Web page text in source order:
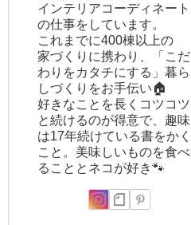
インテリアコーディネート
の仕事をしています。
これまでに400棟以上の
家づくりに携わり、「こだ
わりをカタチにする」暮ら
しづくりをお手伝い🏠
好きなことを長くコツコツ
と続けるのが得意で、趣味
は17年続けている書をかく
こと。美味しいものを食べ
ることとネコが好き🐾